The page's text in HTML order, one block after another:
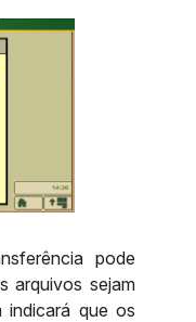
pode
arquivos sejam
indicará que os